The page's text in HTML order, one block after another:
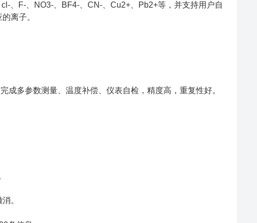
、F-、NO3-、BF4-、CN-、Cu2+、Pb2+等，并支持用户自
离子。
多参数测量、温度补偿、仪表自检，精度高，重复性好。
。